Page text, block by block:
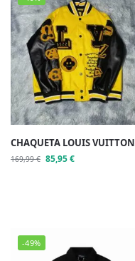
CHAQUETA LOUIS VUITTON
169,99€ 85,95€
-49%